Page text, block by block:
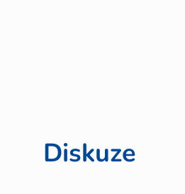
Diskuze